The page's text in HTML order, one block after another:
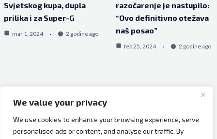
We value your privacy
We use cookies to enhance your browsing experience, serve
personalised ads or content, and analyse our traffic. By
Svjetskog kupa, dupla
prilika i za Super-G
mar 1, 2024 2 godine ago
razočarenje je nastupilo:
“Ovo definitivno otežava
naš posao”
feb 25, 2024 2 godine ago
Copyright © 2026 Bh Dijaspora.
O nama
Marketing